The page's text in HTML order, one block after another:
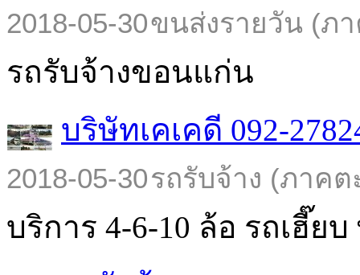
2018-05-30ขนส่งรายวัน (ภ
รถรับจ้างขอนแก่น
บริษัทเคเคดี 092-
2018-05-30รถรับจ้าง (ภาคต
บริการ 4-6-10 ล้อ รถเฮี๊ยบ